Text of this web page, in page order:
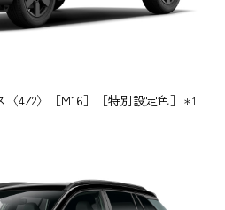
4Z2〉［M16］［特別設定色］ ＊1